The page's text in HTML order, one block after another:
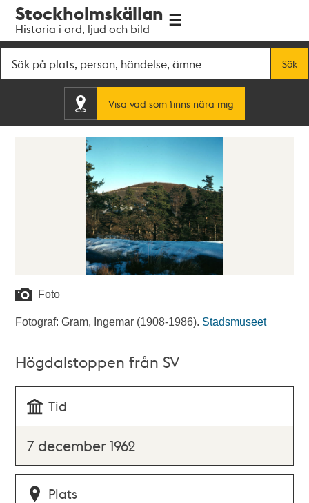
navigationen
huvudinnehållet
Stockholmskällan
Historia i ord, ljud och bild
Sök
Visa vad som finns nära mig
Foto
Fotograf: Gram, Ingemar (1908-1986). Stadsmuseet
Högdalstoppen från SV
Tid
7 december 1962
Plats